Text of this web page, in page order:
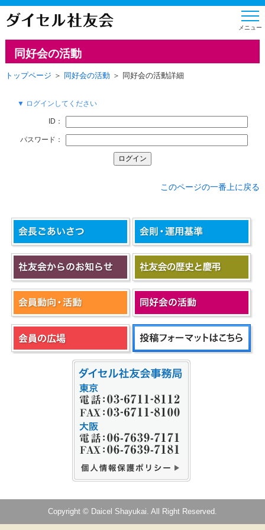
同好会の活動
トップページ ＞ 同好会の活動＞ 同好会の活動詳細
▼ ログインしてください
ID：
パスワード：
このページの一番上に戻る
Copyright © Daicel Shayukai. All Right Reserved.